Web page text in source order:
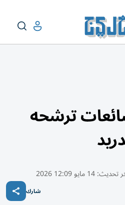
ترشحه
تحديث:14 مايو 12:09 2026
شارك